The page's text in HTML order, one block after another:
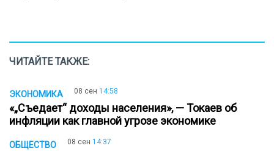
ЧИТАЙТЕ ТАКЖЕ:
ЭКОНОМИКА 08 сен 14:58
«„Съедает“ доходы населения», — Токаев об
инфляции как главной угрозе экономике
ОБЩЕСТВО 08 сен 14:37